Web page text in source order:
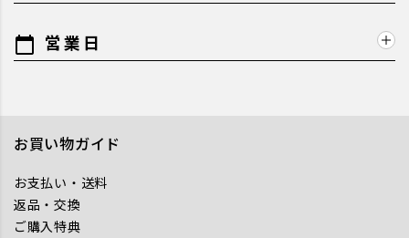
calendar_today 営業日
お買い物ガイド
お支払い・送料
返品・交換
ご購入特典